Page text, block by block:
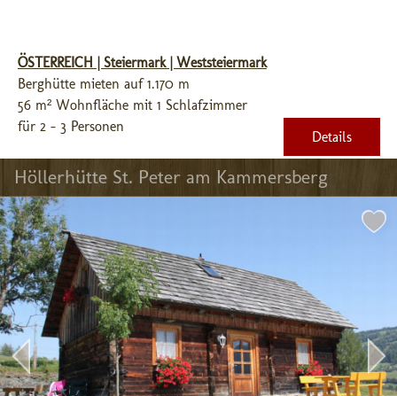
ÖSTERREICH | Steiermark | Weststeiermark
Berghütte mieten auf 1.170 m
56 m² Wohnfläche mit 1 Schlafzimmer
für 2 - 3 Personen
Details
Höllerhütte St. Peter am Kammersberg